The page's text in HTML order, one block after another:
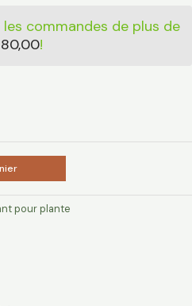
commandes de plus de
80,00!
pour plante